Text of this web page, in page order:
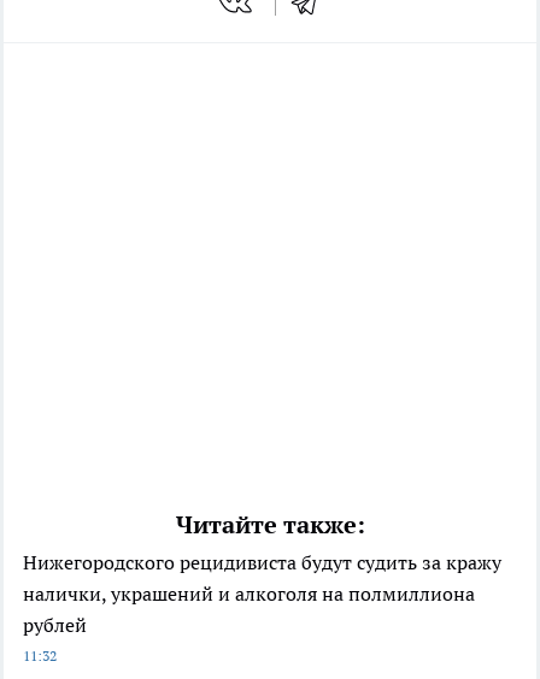
Читайте также:
Нижегородского рецидивиста будут судить за кражу
налички, украшений и алкоголя на полмиллиона
рублей
11:32